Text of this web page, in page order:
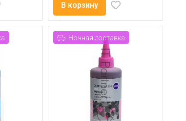
В корзину
Ночная доставка